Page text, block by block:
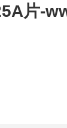
片-